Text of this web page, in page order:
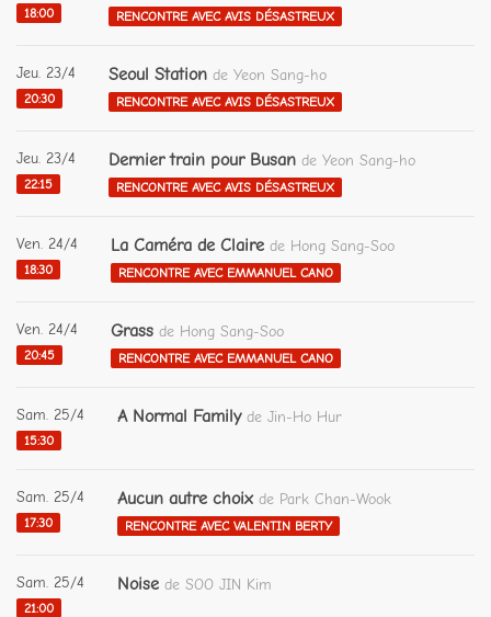
18:00 RENCONTRE AVEC AVIS DÉSASTREUX
Jeu. 23/4
20:30
Seoul Station de Yeon Sang-ho
RENCONTRE AVEC AVIS DÉSASTREUX
Jeu. 23/4
22:15
Dernier train pour Busan de Yeon Sang-ho
RENCONTRE AVEC AVIS DÉSASTREUX
Ven. 24/4
18:30
La Caméra de Claire de Hong Sang-Soo
RENCONTRE AVEC EMMANUEL CANO
Ven. 24/4
20:45
Grass de Hong Sang-Soo
RENCONTRE AVEC EMMANUEL CANO
Sam. 25/4
15:30
A Normal Family de Jin-Ho Hur
Sam. 25/4
17:30
Aucun autre choix de Park Chan-Wook
RENCONTRE AVEC VALENTIN BERTY
Sam. 25/4
21:00
Noise de SOO JIN Kim